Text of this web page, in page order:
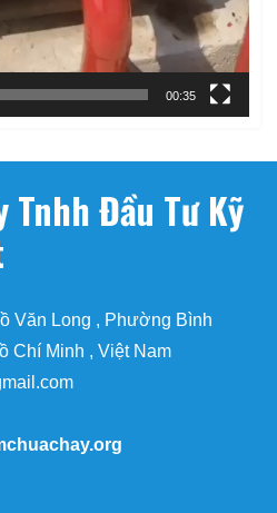
00:35
Tnhh Đầu Tư Kỹ
Văn Long , Phường Bình
Chí Minh , Việt Nam